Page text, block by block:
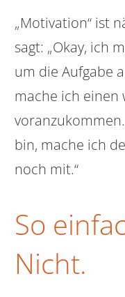
„Motivation“ ist
sagt: „Okay, ich
um die Aufgabe
mache ich einen
bin, mache ich
noch mit.“
So
Nicht.